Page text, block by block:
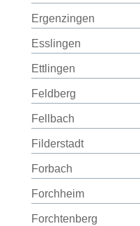
Ergenzingen
Esslingen
Ettlingen
Feldberg
Fellbach
Filderstadt
Forbach
Forchheim
Forchtenberg